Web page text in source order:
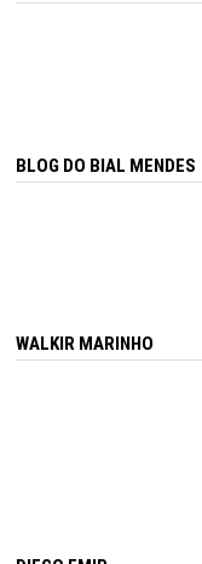
BLOG DO BIAL MENDES
WALKIR MARINHO